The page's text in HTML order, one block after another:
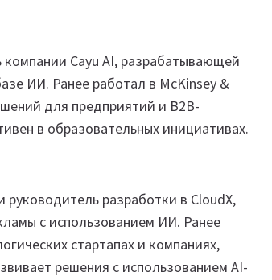
Cayu AI, разрабатывающей
ИИ. Ранее работал в McKinsey &
для предприятий и B2B-
в образовательных инициативах.
разработки в CloudX,
с использованием ИИ. Ранее
стартапах и компаниях,
решения с использованием AI-